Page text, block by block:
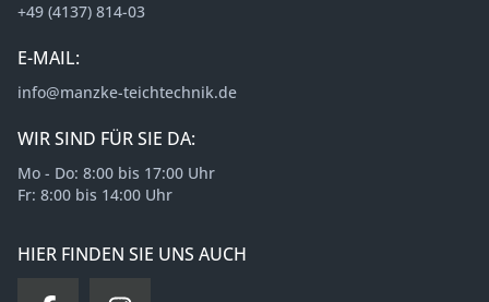
+49 (4137) 814-03
E-MAIL:
info@manzke-teichtechnik.de
WIR SIND FÜR SIE DA:
Mo - Do: 8:00 bis 17:00 Uhr
Fr: 8:00 bis 14:00 Uhr
HIER FINDEN SIE UNS AUCH